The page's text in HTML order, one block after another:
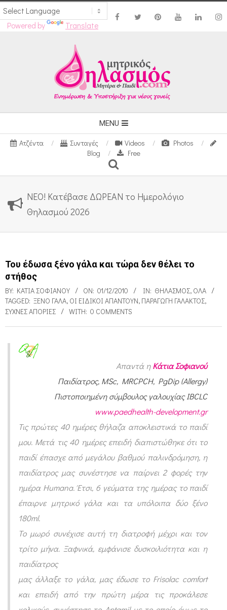
Powered by Translate
Navigation
Menu
MENU
Ατζέντα Συνταγές Videos
Photos
Blog
Free
Search
ΝΕΟ! Κατέβασε ΔΩΡΕΑΝ το Ημερολόγιο
Θηλασμού 2026
Του έδωσα ξένο γάλα και τώρα δεν θέλει το
στήθος
BY: ΚΆΤΙΑ ΣΟΦΙΑΝΟΎ ON: 01/12/2010 IN: ΘΗΛΑΣΜΌΣ, ΌΛΑ
TAGGED: ΞΈΝΟ ΓΆΛΑ, ΟΙ ΕΙΔΙΚΟΊ ΑΠΑΝΤΟΎΝ, ΠΑΡΑΓΩΓΉ ΓΆΛΑΚΤΟΣ,
ΣΥΧΝΈΣ ΑΠΟΡΊΕΣ
WITH: 0 COMMENTS
Απαντά ηΚάτια Σοφιανού
Παιδίατρος, MSc, MRCPCH, PgDip (Allergy)
Πιστοποιημένη σύμβουλος γαλουχίας IBCLC
www.paedhealth-development.gr
Τις πρώτες 40 ημέρες θήλαζα αποκλειστικά το παιδί
μου. Μετά τις 40 ημέρες επειδή διαπιστώθηκε ότι το
παιδί έπασχε από μεγάλου βαθμού παλινδρόμηση, η
παιδίατρος μας συνέστησε να παίρνει 2 φορές την
ημέρα Ηumana. Έτσι, 6 γεύματα της ημέρας το παιδί
έπαιρνε μητρικό γάλα και τα υπόλοιπα δύο ξένο
180ml.
Το μωρό συνέχισε αυτή τη διατροφή μέχρι και τον
τρίτο μήνα. Ξαφνικά, εμφάνισε δυσκοιλιότητα και η
παιδίατρος
μας άλλαξε το γάλα, μας έδωσε το Frisolac comfort
και επειδή από την πρώτη μέρα τις προκάλεσε